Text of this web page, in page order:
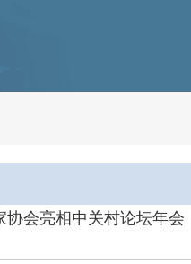
会亮相中关村论坛年会